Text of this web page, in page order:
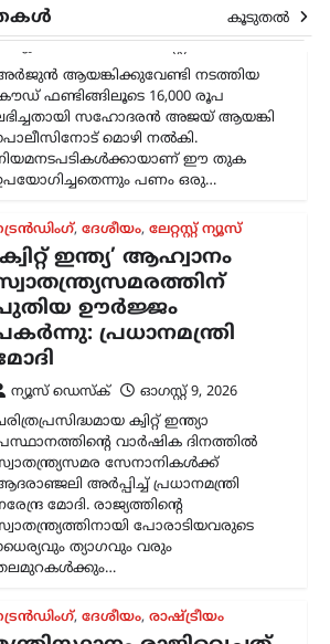
കൂടുതൽ
പ്രധാനമന്ത്രി
ന്യൂസ് ഡെസ്ക്
ഓഗസ്റ്റ്‌ 9, 2026
ക്വിറ്റ് ഇന്ത്യാ
വാർഷിക ദിനത്തിൽ
സേനാനികൾക്ക്
അർപ്പിച്ച് പ്രധാനമന്ത്രി
മോദി. രാജ്യത്തിന്റെ
ത്യാഗവും വരും
ദേശീയം, രാഷ്ട്രീയം
രാജിവെച്ചത്
തീരുമാനപ്രകാരം;
എനിക്ക്
ധർമേന്ദ്ര
ന്യൂസ് ഡെസ്ക്
ഓഗസ്റ്റ്‌ 9, 2026
വിദ്യാർത്ഥി സമരത്തെ
കേന്ദ്ര വിദ്യാഭ്യാസമന്ത്രി സ്ഥാനം
മുൻ കേന്ദ്രമന്ത്രി
പ്രധാൻ. രാജി പ്രഖ്യാപിച്ച് രണ്ട്